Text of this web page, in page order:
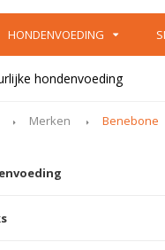
HONDENVOEDING
hondenvoeding
Merken Benebone